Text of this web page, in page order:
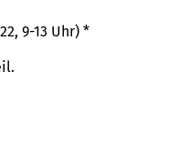
9-13 Uhr) *